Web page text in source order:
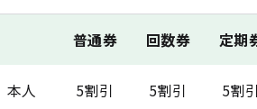
普通券 回数券 定期
本人 5割引 5割引 5割引